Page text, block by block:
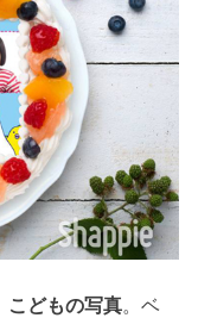
こどもの写真。ベ